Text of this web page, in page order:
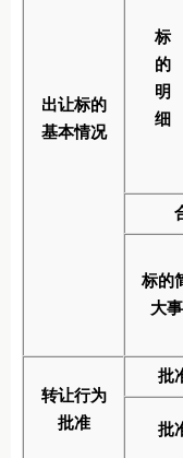
出让标的
基本情况
标
的
明
细
标的
大
转让行为
批准
批
批